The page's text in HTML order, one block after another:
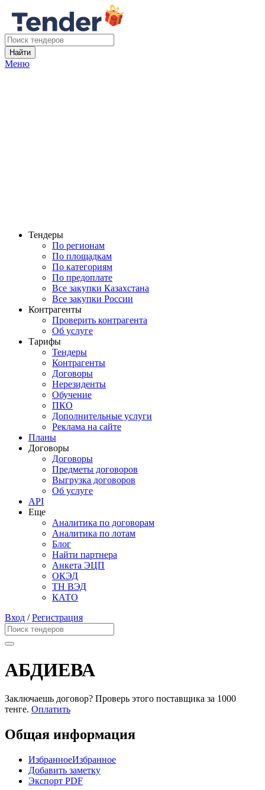
Найти
Меню
Тендеры
По регионам
По площадкам
По категориям
По предоплате
Все закупки Казахстана
Все закупки России
Контрагенты
Проверить контрагента
Об услуге
Тарифы
Тендеры
Контрагенты
Договоры
Нерезиденты
Обучение
ПКО
Дополнительные услуги
Реклама на сайте
Планы
Договоры
Договоры
Предметы договоров
Выгрузка договоров
Об услуге
API
Еще
Аналитика по договорам
Аналитика по лотам
Блог
Найти партнера
Анкета ЭЦП
ОКЭД
ТН ВЭД
КАТО
Вход /Регистрация
АБДИЕВА
Заключаешь договор? Проверь этого поставщика за 1000
тенге. Оплатить
Общая информация
ИзбранноеИзбранное
Добавить заметку
Экспорт PDF